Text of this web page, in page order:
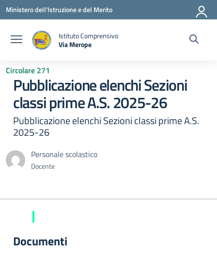
Vai ai contenuti
Vai al menu di navigazione
Vai al footer
Ministero dell'Istruzione e del Merito
Istituto Comprensivo
Via Merope
Circolare 271
Pubblicazione elenchi Sezioni
classi prime A.S. 2025-26
Pubblicazione elenchi Sezioni classi prime A.S.
2025-26
Personale scolastico
Docente
Documenti